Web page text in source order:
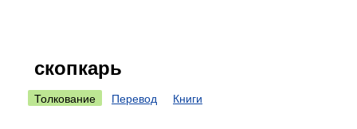
скопкарь
Толкование Перевод Книги